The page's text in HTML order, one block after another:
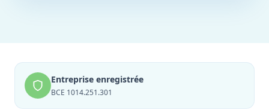
Entreprise enregistrée
BCE 1014.251.301